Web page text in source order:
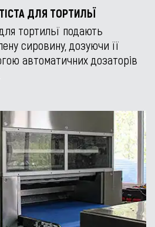
ДЛЯ ТОРТИЛЬЇ
тортильї подають
сировину, дозуючи її
автоматичних дозаторів